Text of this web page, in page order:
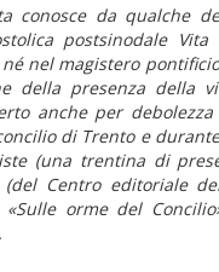
conosce da qualche
postsinodale
nel magistero
della presenza della
anche per
di Trento e
(una trentina di
(del Centro editoriale
«Sulle orme del